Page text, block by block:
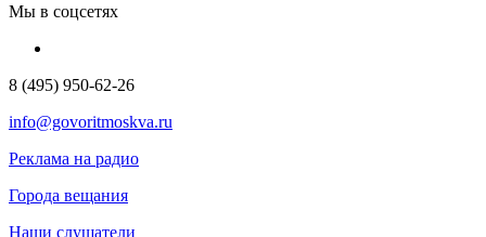
Мы в соцсетях
8 (495) 950-62-26
info@govoritmoskva.ru
Реклама на радио
Города вещания
Наши слушатели